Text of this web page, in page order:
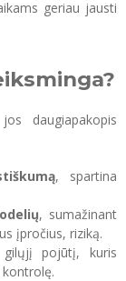
geriau jausti
daugiapakopis
, spartina
, sumažinant
įpročius, riziką.
pojūtį, kuris